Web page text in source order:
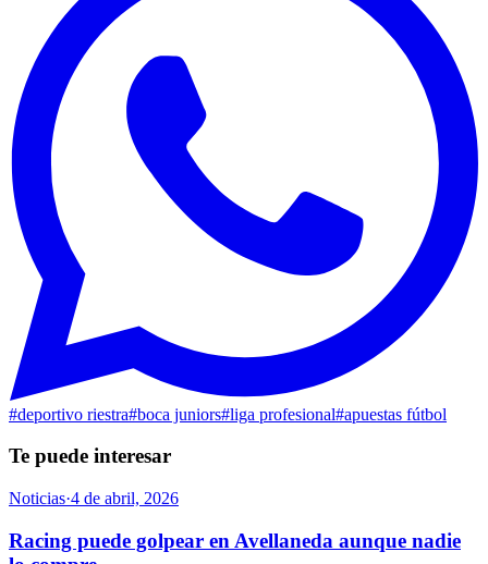
#deportivo riestra#boca juniors#liga profesional#apuestas fútbol
Te puede interesar
Noticias·4 de abril, 2026
Racing puede golpear en Avellaneda aunque nadie